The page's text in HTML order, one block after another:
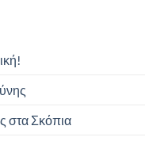
στα Σκόπια